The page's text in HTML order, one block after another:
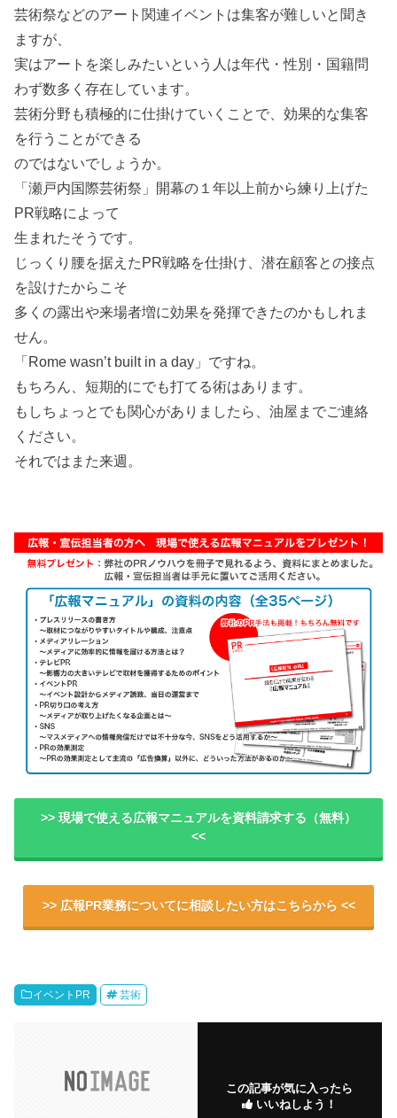
芸術祭などのアート関連イベントは集客が難しいと聞き
ますが、
実はアートを楽しみたいという人は年代・性別・国籍問
わず数多く存在しています。
芸術分野も積極的に仕掛けていくことで、効果的な集客
を行うことができる
のではないでしょうか。
「瀬戸内国際芸術祭」開幕の１年以上前から練り上げた
PR戦略によって
生まれたそうです。
じっくり腰を据えたPR戦略を仕掛け、潜在顧客との接点
を設けたからこそ
多くの露出や来場者増に効果を発揮できたのかもしれま
せん。
「Rome wasn’t built in a day」ですね。
もちろん、短期的にでも打てる術はあります。
もしちょっとでも関心がありましたら、油屋までご連絡
ください。
それではまた来週。
>> 現場で使える広報マニュアルを資料請求する（無料）
<<
>> 広報PR業務についてに相談したい方はこちらから <<
イベントPR 芸術
この記事が気に入ったら
いいねしよう！